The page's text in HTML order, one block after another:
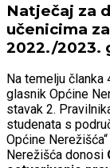
Natječaj za
učenicima
2022./2023.
Na temelju članka
glasnik Općine
stavak 2.
studenata s
Općine
Nerežišća donosi